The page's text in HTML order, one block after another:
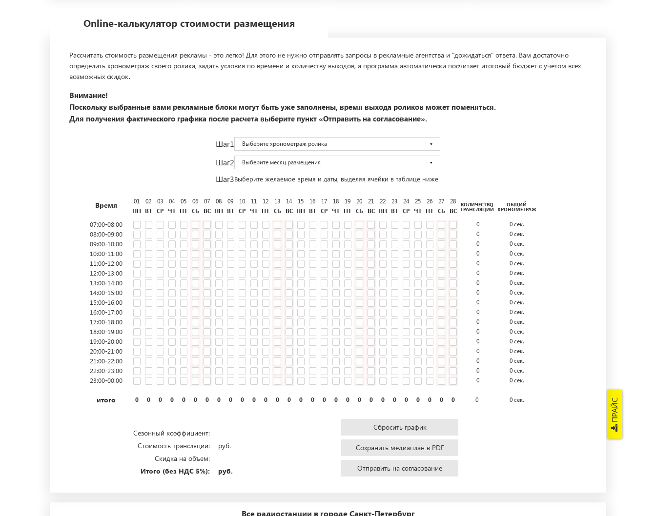
ПРАЙС
Online-калькулятор стоимости размещения
Рассчитать стоимость размещения рекламы - это легко! Для этого не нужно отправлять запросы в рекламные агентства и "дожидаться" ответа. Вам достаточно
определить хронометраж своего ролика, задать условия по времени и количеству выходов, а программа автоматически посчитает итоговый бюджет с учетом всех
возможных скидок.
Внимание!
Поскольку выбранные вами рекламные блоки могут быть уже заполнены, время выхода роликов может поменяться.
Для получения фактического графика после расчета выберите пункт «Отправить на согласование».
Шаг1 Выберите хронометраж ролика
Шаг2 Выберите месяц размещения
Шаг3Выберите желаемое время и даты, выделяя ячейки в таблице ниже
Время
01
ПН
02
ВТ
03
СР
04
ЧТ
05
ПТ
06
СБ
07
ВС
08
ПН
09
ВТ
10
СР
11
ЧТ
12
ПТ
13
СБ
14
ВС
15
ПН
16
ВТ
17
СР
18
ЧТ
19
ПТ
20
СБ
21
ВС
22
ПН
23
ВТ
24
СР
25
ЧТ
26
ПТ
27
СБ
28
ВС
КОЛИЧЕСТВО
ТРАНСЛЯЦИЙ
ОБЩИЙ
ХРОНОМЕТРАЖ
07:00-08:00 0 0сек.
08:00-09:00 0 0сек.
09:00-10:00 0 0сек.
10:00-11:00 0 0сек.
11:00-12:00 0 0сек.
12:00-13:00 0 0сек.
13:00-14:00 0 0сек.
14:00-15:00 0 0сек.
15:00-16:00 0 0сек.
16:00-17:00 0 0сек.
17:00-18:00 0 0сек.
18:00-19:00 0 0сек.
19:00-20:00 0 0сек.
20:00-21:00 0 0сек.
21:00-22:00 0 0сек.
22:00-23:00 0 0сек.
23:00-00:00 0 0сек.
итого 0 0 0 0 0 0 0 0 0 0 0 0 0 0 0 0 0 0 0 0 0 0 0 0 0 0 0 0 0 0сек.
Сезонный коэффициент:
Стоимость трансляции:
руб.
Скидка на объем:
Итого (без НДС 5%):
руб.
Сбросить график
Сохранить медиаплан в PDF
Отправить на согласование
Все радиостанции в городе Санкт-Петербург